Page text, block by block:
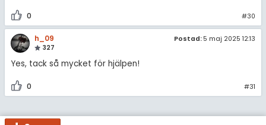
0 #30
h_09
327
Postad: 5 maj 2025 12:13
Yes, tack så mycket för hjälpen!
0 #31